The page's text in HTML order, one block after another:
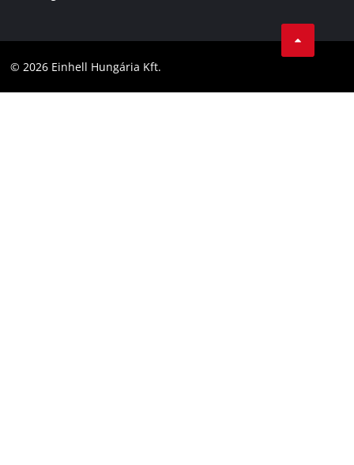
Akadálymentesítési Nyilatkozat
Facebook
© 2026 Einhell Hungária Kft.